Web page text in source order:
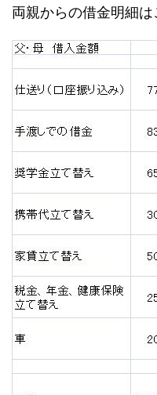
両親からの借金明細は